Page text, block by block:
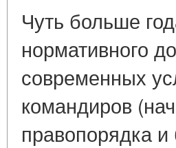
Чуть больше
нормативного
современных
командиров
правопорядка и